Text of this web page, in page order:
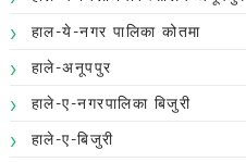
हाल-ये-नगर पालिका कोतमा
हाले-अनूपपुर
हाले-ए-नगरपालिका बिजुरी
हाले-ए-बिजुरी